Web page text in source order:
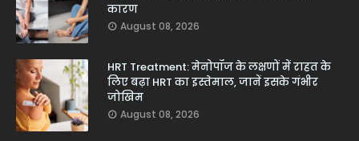
कारण
August 08, 2026
HRT Treatment: मेनोपॉज के लक्षणों में राहत के
लिए बढ़ा HRT का इस्तेमाल, जानें इसके गंभीर
जोखिम
August 08, 2026